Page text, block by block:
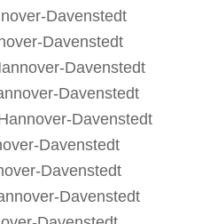
Davenstedt
Davenstedt
Davenstedt
Davenstedt
Davenstedt
Davenstedt
Davenstedt
Davenstedt